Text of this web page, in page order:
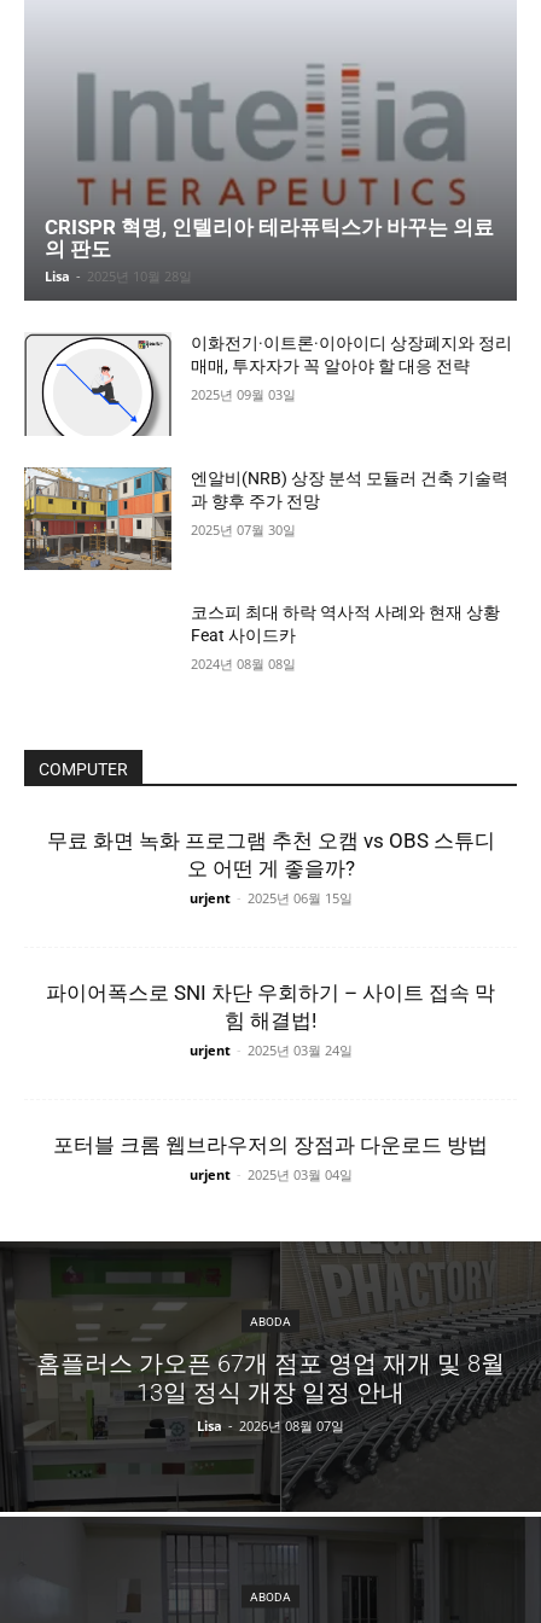
CRISPR 혁명, 인텔리아 테라퓨틱스가 바꾸는 의료
의 판도
Lisa - 2025년 10월 28일
이화전기·이트론·이아이디 상장폐지와 정리
매매, 투자자가 꼭 알아야 할 대응 전략
2025년 09월 03일
엔알비(NRB) 상장 분석 모듈러 건축 기술력
과 향후 주가 전망
2025년 07월 30일
코스피 최대 하락 역사적 사례와 현재 상황
Feat 사이드카
2024년 08월 08일
COMPUTER
무료 화면 녹화 프로그램 추천 오캠 vs OBS 스튜디
오 어떤 게 좋을까?
urjent - 2025년 06월 15일
파이어폭스로 SNI 차단 우회하기 – 사이트 접속 막
힘 해결법!
urjent - 2025년 03월 24일
포터블 크롬 웹브라우저의 장점과 다운로드 방법
urjent - 2025년 03월 04일
ABODA
홈플러스 가오픈 67개 점포 영업 재개 및 8월
13일 정식 개장 일정 안내
Lisa - 2026년 08월 07일
ABODA